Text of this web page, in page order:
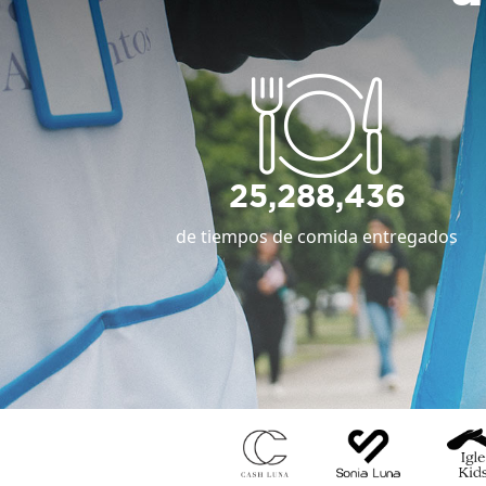
25,288,436
de tiempos de comida entregados